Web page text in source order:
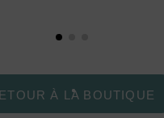
À LA BOUTIQUE